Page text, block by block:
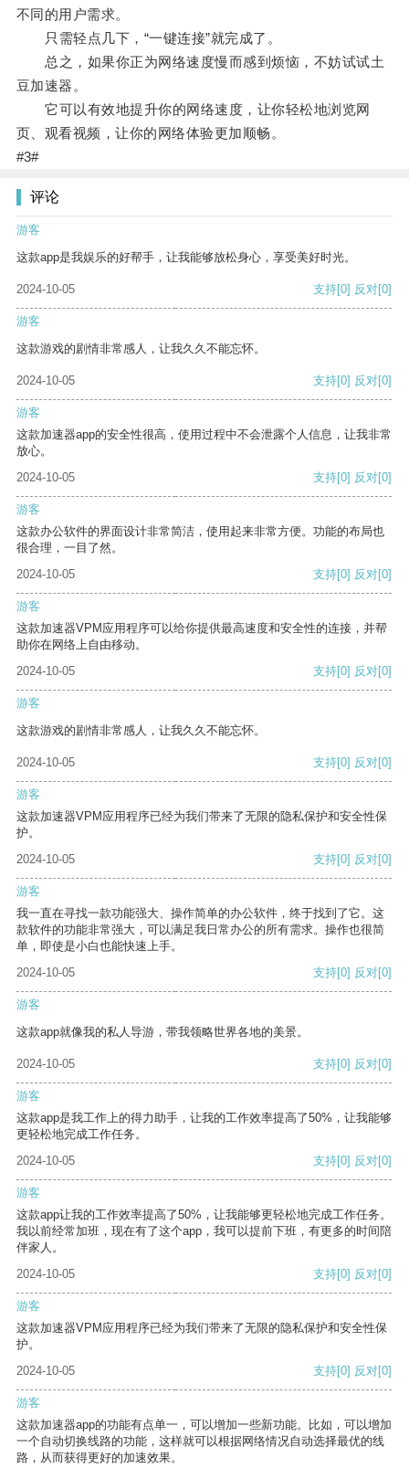
不同的用户需求。
只需轻点几下，“一键连接”就完成了。
总之，如果你正为网络速度慢而感到烦恼，不妨试试土
豆加速器。
它可以有效地提升你的网络速度，让你轻松地浏览网
页、观看视频，让你的网络体验更加顺畅。
#3#
评论
游客
这款app是我娱乐的好帮手，让我能够放松身心，享受美好时光。
2024-10-05 支持[0] 反对[0]
游客
这款游戏的剧情非常感人，让我久久不能忘怀。
2024-10-05 支持[0] 反对[0]
游客
这款加速器app的安全性很高，使用过程中不会泄露个人信息，让我非常
放心。
2024-10-05
支持[0] 反对[0]
游客
这款办公软件的界面设计非常简洁，使用起来非常方便。功能的布局也
很合理，一目了然。
2024-10-05
支持[0] 反对[0]
游客
这款加速器VPM应用程序可以给你提供最高速度和安全性的连接，并帮
助你在网络上自由移动。
2024-10-05
支持[0] 反对[0]
游客
这款游戏的剧情非常感人，让我久久不能忘怀。
2024-10-05 支持[0] 反对[0]
游客
这款加速器VPM应用程序已经为我们带来了无限的隐私保护和安全性保
护。
2024-10-05
支持[0] 反对[0]
游客
我一直在寻找一款功能强大、操作简单的办公软件，终于找到了它。这
款软件的功能非常强大，可以满足我日常办公的所有需求。操作也很简
单，即使是小白也能快速上手。
2024-10-05
支持[0] 反对[0]
游客
这款app就像我的私人导游，带我领略世界各地的美景。
2024-10-05 支持[0] 反对[0]
游客
这款app是我工作上的得力助手，让我的工作效率提高了50%，让我能够
更轻松地完成工作任务。
2024-10-05
支持[0] 反对[0]
游客
这款app让我的工作效率提高了50%，让我能够更轻松地完成工作任务。
我以前经常加班，现在有了这个app，我可以提前下班，有更多的时间陪
伴家人。
2024-10-05
支持[0] 反对[0]
游客
这款加速器VPM应用程序已经为我们带来了无限的隐私保护和安全性保
护。
2024-10-05
支持[0] 反对[0]
游客
这款加速器app的功能有点单一，可以增加一些新功能。比如，可以增加
一个自动切换线路的功能，这样就可以根据网络情况自动选择最优的线
路，从而获得更好的加速效果。